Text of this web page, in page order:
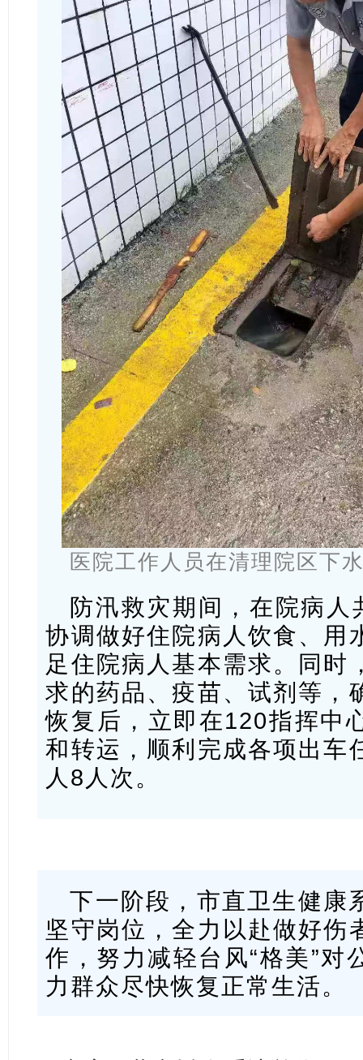
医院工作人员在清理院区下
防汛救灾期间，在院病
协调做好住院病人饮食、用
足住院病人基本需求。同时
求的药品、疫苗、试剂等，
恢复后，立即在120指挥中
和转运，顺利完成各项出车
人8人次。
下一阶段，市直卫生健康
坚守岗位，全力以赴做好伤
作，努力减轻台风“格美”对
力群众尽快恢复正常生活。